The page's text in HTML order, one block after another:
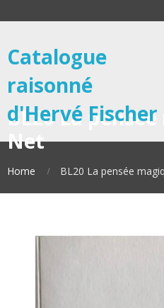
Catalogue
raisonné
d'Hervé Fischer
BL20 La pensée
Net
Home BL20 La pensée